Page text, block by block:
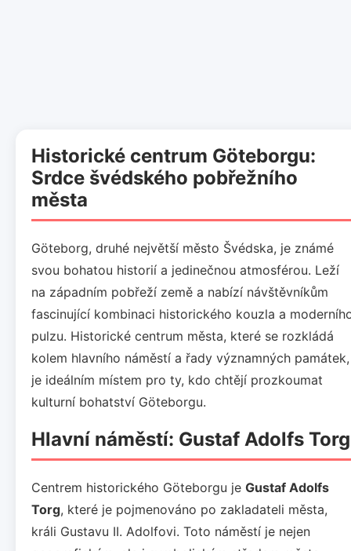
Historické centrum Göteborgu:
Srdce švédského pobřežního
města
Göteborg, druhé největší město Švédska, je známé
svou bohatou historií a jedinečnou atmosférou. Leží
na západním pobřeží země a nabízí návštěvníkům
fascinující kombinaci historického kouzla a
pulzu. Historické centrum města, které se rozkládá
kolem hlavního náměstí a řady významných památek,
je ideálním místem pro ty, kdo chtějí prozkoumat
kulturní bohatství Göteborgu.
Hlavní náměstí: Gustaf Adolfs Torg
Centrem historického Göteborgu je Gustaf Adolfs
Torg, které je pojmenováno po zakladateli města,
králi Gustavu II. Adolfovi. Toto náměstí je nejen